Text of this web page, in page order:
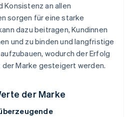
Konsistenz an allen
sorgen für eine starke
dazu beitragen, Kundinnen
und zu binden und langfristige
wodurch der Erfolg
Marke gesteigert werden.
der Marke